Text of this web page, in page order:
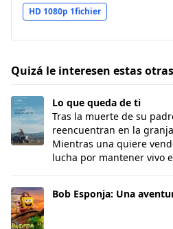
HD 1080p 1fichier
Quizá le interesen estas
Lo que queda de ti
Lo que queda de ti
Tras la muerte de su
reencuentran en la
Mientras una quiere
lucha por mantener vivo
Bob Esponja: Una aventura
Bob Esponja: Una